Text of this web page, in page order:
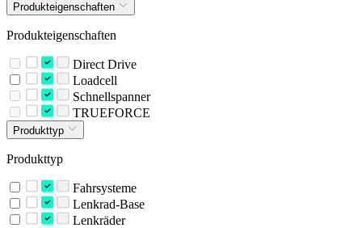
Produkteigenschaften
Produkteigenschaften
Direct Drive
Loadcell
Schnellspanner
TRUEFORCE
Produkttyp
Produkttyp
Fahrsysteme
Lenkrad-Base
Lenkräder